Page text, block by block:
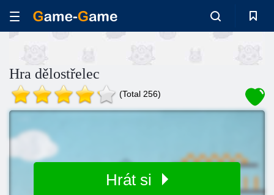
Hra dělostřelec
(Total 256)
Hrát si